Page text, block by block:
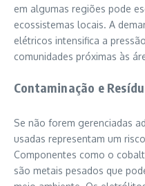
em algumas regiões pode
ecossistemas locais. A
elétricos intensifica a
comunidades próximas às
Contaminação e
Se não forem gerenciadas
usadas representam um
Componentes como o
são metais pesados que